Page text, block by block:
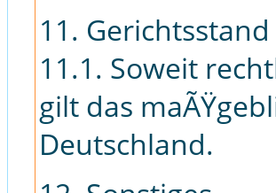
11.
11.1. Soweit
gilt das
Deutschland.